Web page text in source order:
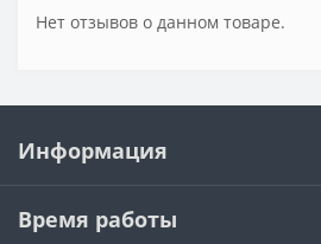
Нет отзывов о данном товаре.
Информация
Время работы